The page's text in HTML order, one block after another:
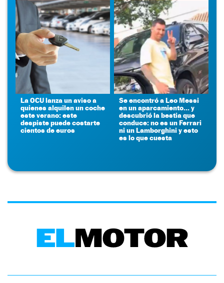
La OCU lanza un aviso a
quienes alquilen un coche
este verano: este
despiste puede costarte
cientos de euros
Se encontró a Leo Messi
en un aparcamiento... y
descubrió la bestia que
conduce: no es un Ferrari
ni un Lamborghini y esto
es lo que cuesta